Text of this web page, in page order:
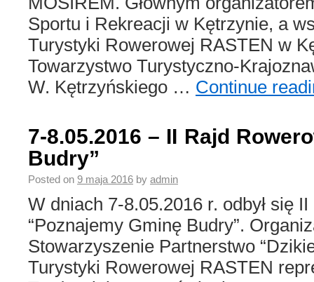
Sportu i Rekreacji w Kętrzynie, a
Turystyki Rowerowej RASTEN w
Towarzystwo Turystyczno-
W. Kętrzyńskiego … Continue
7-8.05.2016 – II Rajd
Budry”
Posted on 9 maja 2016 by admin
W dniach 7-8.05.2016 r. odbył się
“Poznajemy Gminę Budry”.
Stowarzyszenie Partnerstwo
Turystyki Rowerowej RASTEN